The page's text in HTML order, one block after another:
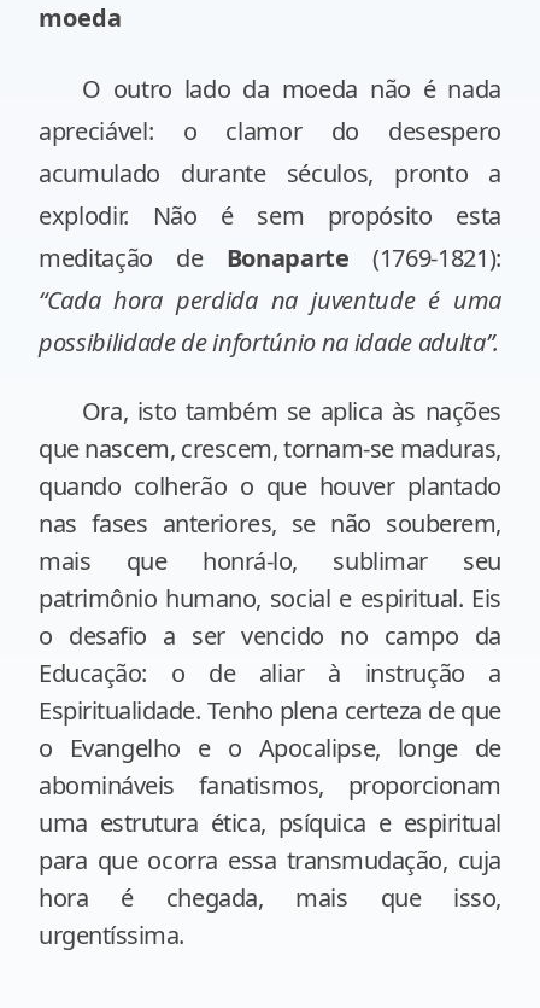
moeda
O outro lado da moeda não é nada
apreciável: o clamor do desespero
acumulado durante séculos, pronto a
explodir. Não é sem propósito esta
meditação de Bonaparte (1769-1821):
“Cada hora perdida na juventude é uma
possibilidade de infortúnio na idade adulta”.
Ora, isto também se aplica às nações
que nascem, crescem, tornam-se maduras,
quando colherão o que houver plantado
nas fases anteriores, se não souberem,
mais que honrá-lo, sublimar seu
patrimônio humano, social e espiritual. Eis
o desafio a ser vencido no campo da
Educação: o de aliar à instrução a
Espiritualidade. Tenho plena certeza de que
o Evangelho e o Apocalipse, longe de
abomináveis fanatismos, proporcionam
uma estrutura ética, psíquica e espiritual
para que ocorra essa transmudação, cuja
hora é chegada, mais que isso,
urgentíssima.